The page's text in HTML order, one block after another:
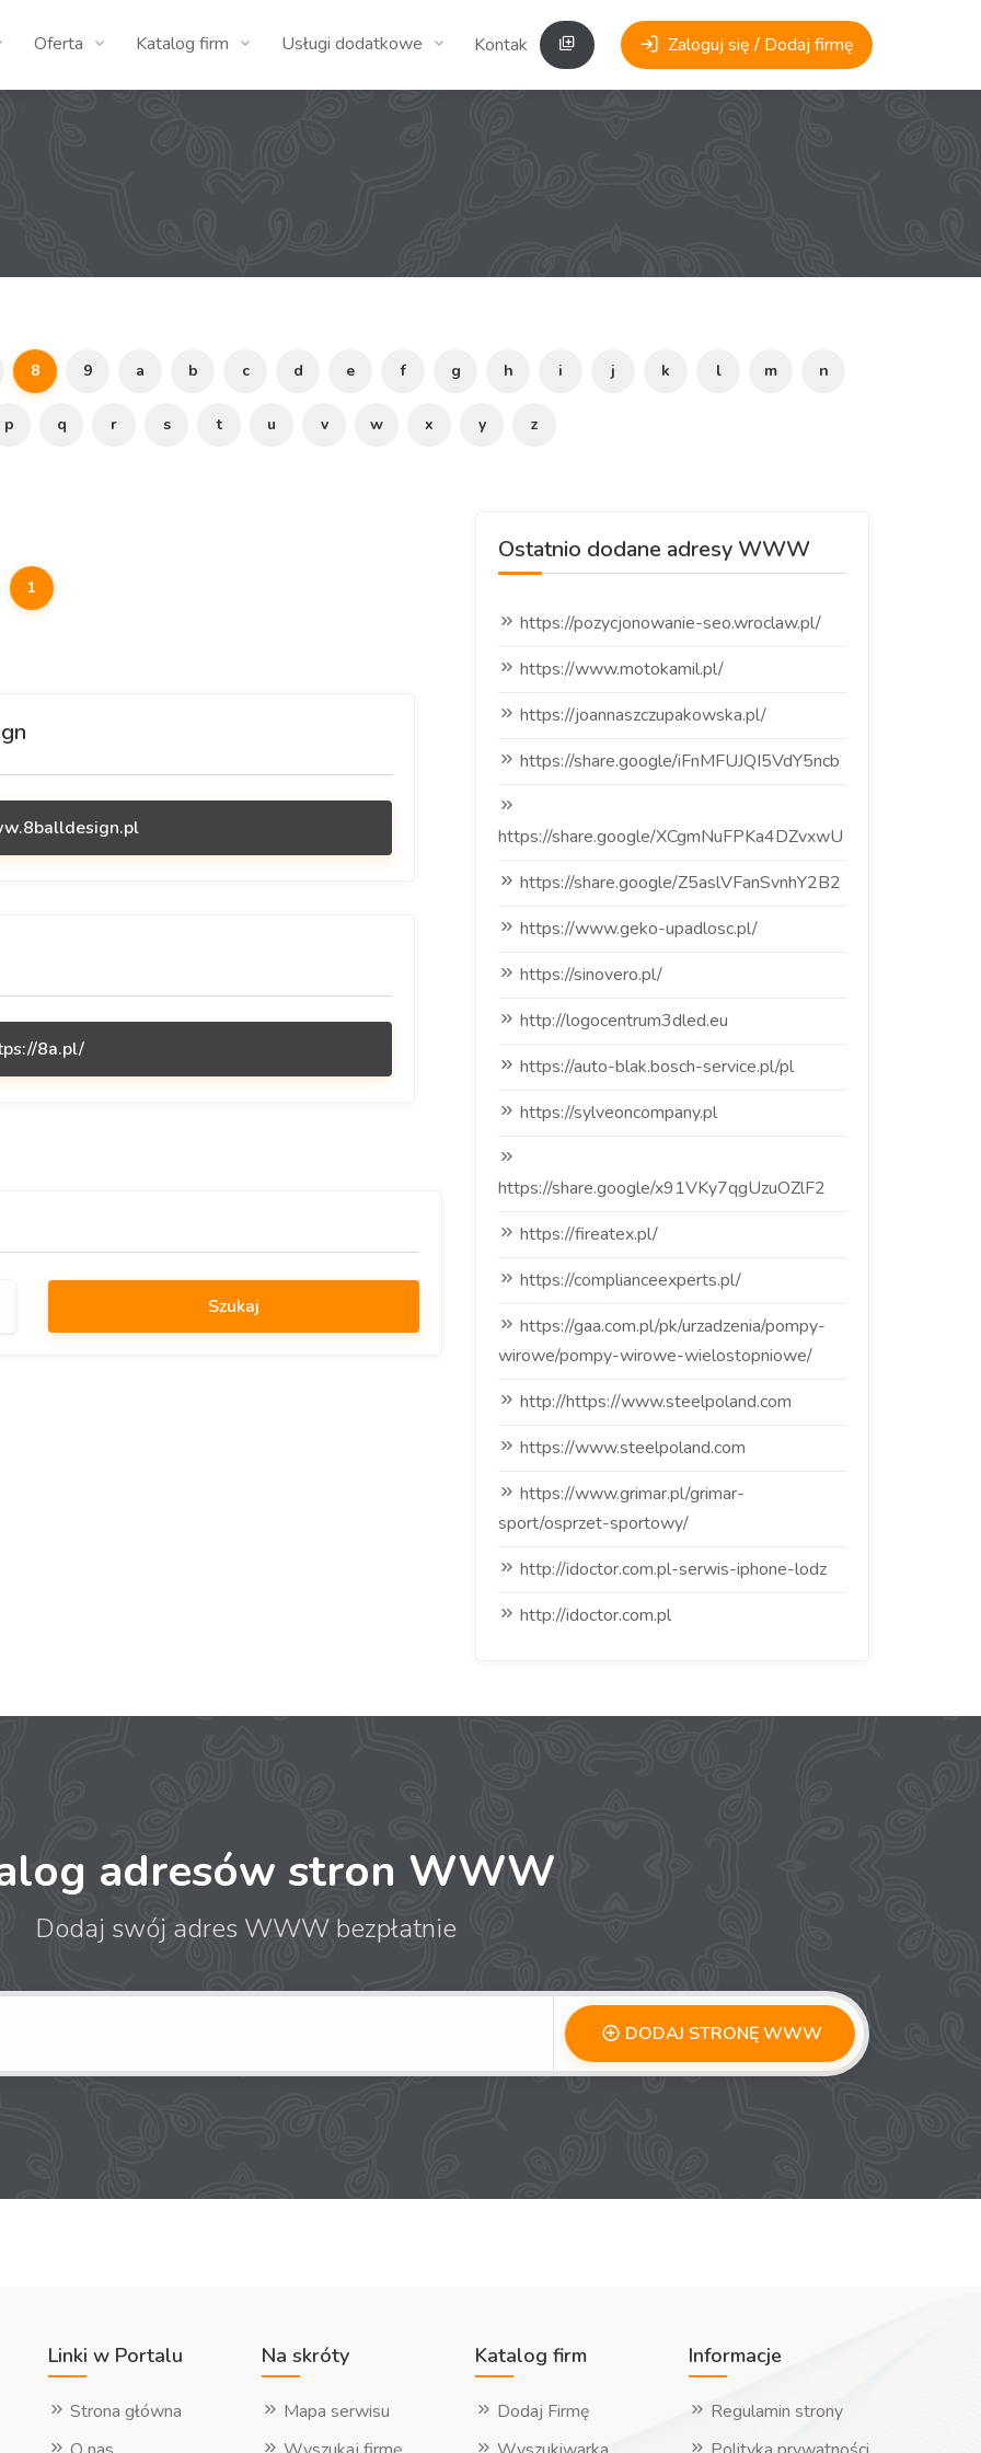
Oferta Katalog firm Usługi dodatkowe Kontakt Zaloguj się / Dodaj firmę
8 9 a b c d e f g h i j k l m n
p q r s t u v w x y z
1
8a.pl/
Ostatnio dodane adresy WWW
https://pozycjonowanie-seo.wroclaw.pl/
https://www.motokamil.pl/
https://joannaszczupakowska.pl/
https://share.google/iFnMFUJQI5VdY5ncb
https://share.google/XCgmNuFPKa4DZvxwU
https://share.google/Z5aslVFanSvnhY2B2
https://www.geko-upadlosc.pl/
https://sinovero.pl/
http://logocentrum3dled.eu
https://auto-blak.bosch-service.pl/pl
https://sylveoncompany.pl
https://share.google/x91VKy7qgUzuOZlF2
https://fireatex.pl/
https://complianceexperts.pl/
https://gaa.com.pl/pk/urzadzenia/pompy-
wirowe/pompy-wirowe-wielostopniowe/
http://https://www.steelpoland.com
https://www.steelpoland.com
https://www.grimar.pl/grimar-
sport/osprzet-sportowy/
http://idoctor.com.pl-serwis-iphone-lodz
http://idoctor.com.pl
adresów stron WWW
Dodaj swój adres WWW bezpłatnie
DODAJ STRONĘ WWW
Linki w Portalu
Strona główna
Na skróty
Mapa serwisu
Katalog firm
Dodaj Firmę
Informacje
Regulamin strony